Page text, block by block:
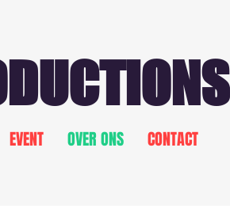
EVENT OVER ONS CONTACT